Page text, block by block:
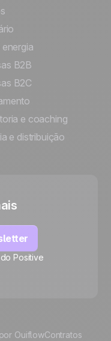
B2B
B2C
e coaching
e distribuição
Positive
OuiflowContratos